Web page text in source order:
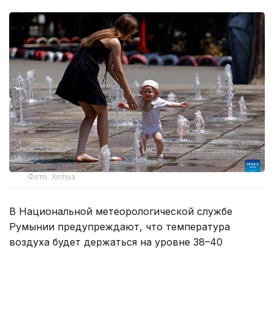
Фото: Xinhua
В Национальной метеорологической службе
Румынии предупреждают, что температура
воздуха будет держаться на уровне 38–40